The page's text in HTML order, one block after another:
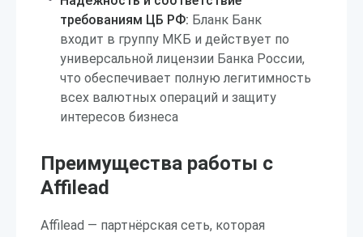
требованиям ЦБ РФ: Бланк Банк
входит в группу МКБ и действует по
универсальной лицензии Банка России,
что обеспечивает полную легитимность
всех валютных операций и защиту
интересов бизнеса
Преимущества работы с
Affilead
Affilead — партнёрская сеть, которая